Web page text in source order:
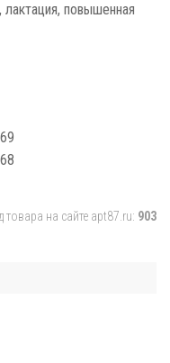
повышенная
товара на сайте apt87.ru: 903